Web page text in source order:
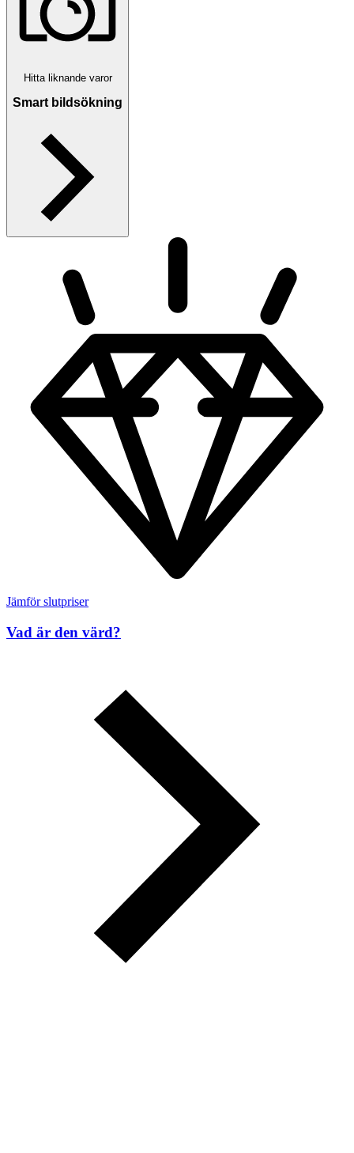
Hitta liknande varor
Smart bildsökning
Jämför slutpriser
Vad är den värd?